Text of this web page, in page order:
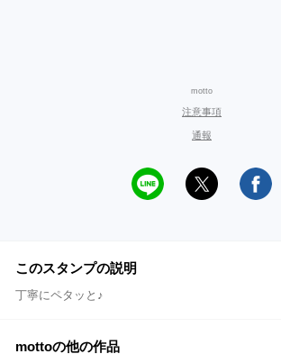
motto
注意事項
通報
このスタンプの説明
丁寧にペタッと♪
mottoの他の作品